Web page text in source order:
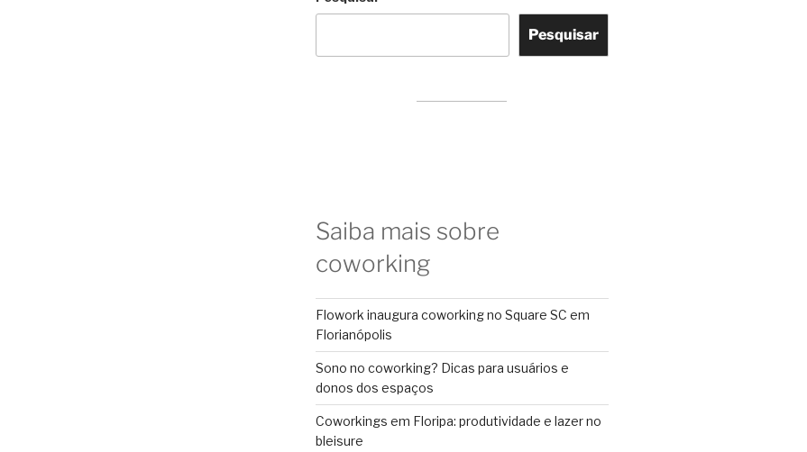
Pesquisar
Saiba mais sobre
coworking
Flowork inaugura coworking no Square SC em
Florianópolis
Sono no coworking? Dicas para usuários e
donos dos espaços
Coworkings em Floripa: produtividade e lazer no
bleisure